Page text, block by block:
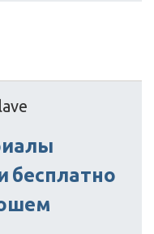
бесплатно